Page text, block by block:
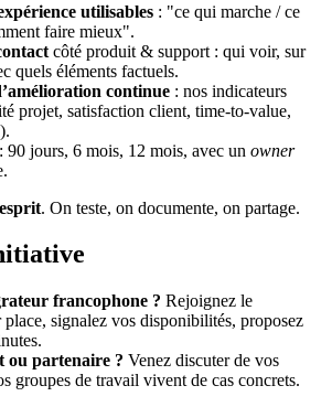
utilisables : "ce qui marche / ce
faire mieux".
côté produit & support : qui voir, sur
quels éléments factuels.
continue : nos indicateurs
projet, satisfaction client, time‑to‑value,
: 90 jours, 6 mois, 12 mois, avec un owner
. On teste, on documente, on partage.
francophone ? Rejoignez le
place, signalez vos disponibilités, proposez
ou partenaire ? Venez discuter de vos
groupes de travail vivent de cas concrets.